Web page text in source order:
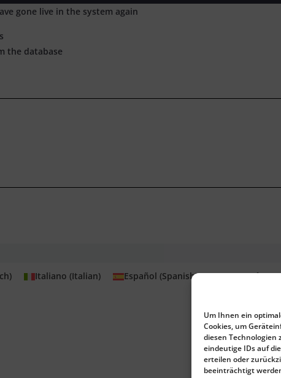
Um Ihnen ein
Cookies, um
diesen
eindeutige IDs auf
erteilen oder
beeinträchtigt
gone live in the system again
the database
) Italiano (Italian) Español (Spanish) Português(